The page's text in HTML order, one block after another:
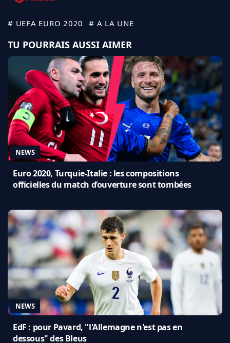
# UEFA EURO 2020 # A LA UNE
TU POURRAIS AUSSI AIMER
NEWS
Euro 2020, Turquie-Italie : les compositions
officielles du match d’ouverture sont tombées
NEWS
EdF : pour Pavard, "l'Allemagne n'est pas en
dessous" des Bleus